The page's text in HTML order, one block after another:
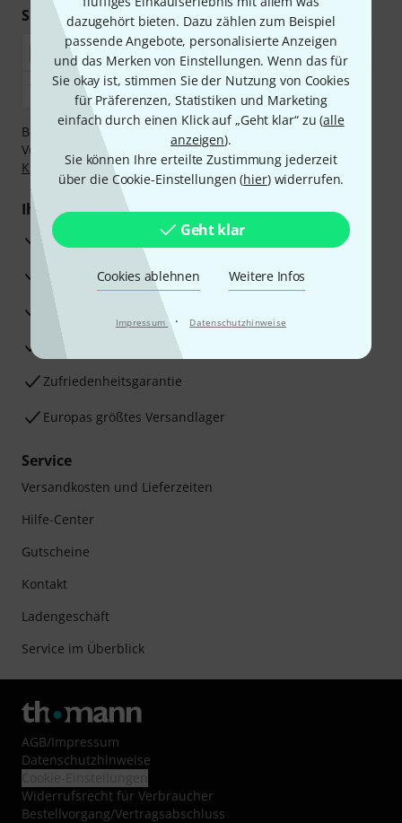
dazugehört bieten. Dazu zählen zum Beispiel
passende Angebote, personalisierte Anzeigen
und das Merken von Einstellungen. Wenn das für
Sie okay ist, stimmen Sie der Nutzung von Cookies
für Präferenzen, Statistiken und Marketing
einfach durch einen Klick auf „Geht klar“ zu (alle
anzeigen).
Sie können Ihre erteilte Zustimmung jederzeit
über die Cookie-Einstellungen (hier) widerrufen.
Geht klar
Cookies ablehnen Weitere Infos
Impressum · Datenschutzhinweise
Sicher einkaufen & bezahlen
Bezahlen Sie vertraulich und sicher per Nachnahme,
Vorkasse, PayPal, Amazon Pay,Klarna Sofort bezahlen
Klarna Ratenzahlungoder Kreditkarte.
Ihre Vorteile
3 Jahre Thomann Garantie
30 Tage Money-Back-Garantie
Beratung durch Fachexperten
Zufriedenheitsgarantie
Europas größtes Versandlager
Service
Versandkosten und Lieferzeiten
Hilfe-Center
Gutscheine
Kontakt
Ladengeschäft
Service im Überblick
AGB/Impressum
Datenschutzhinweise
Widerrufsrecht für Verbraucher
Bestellvorgang/Vertragsabschluss